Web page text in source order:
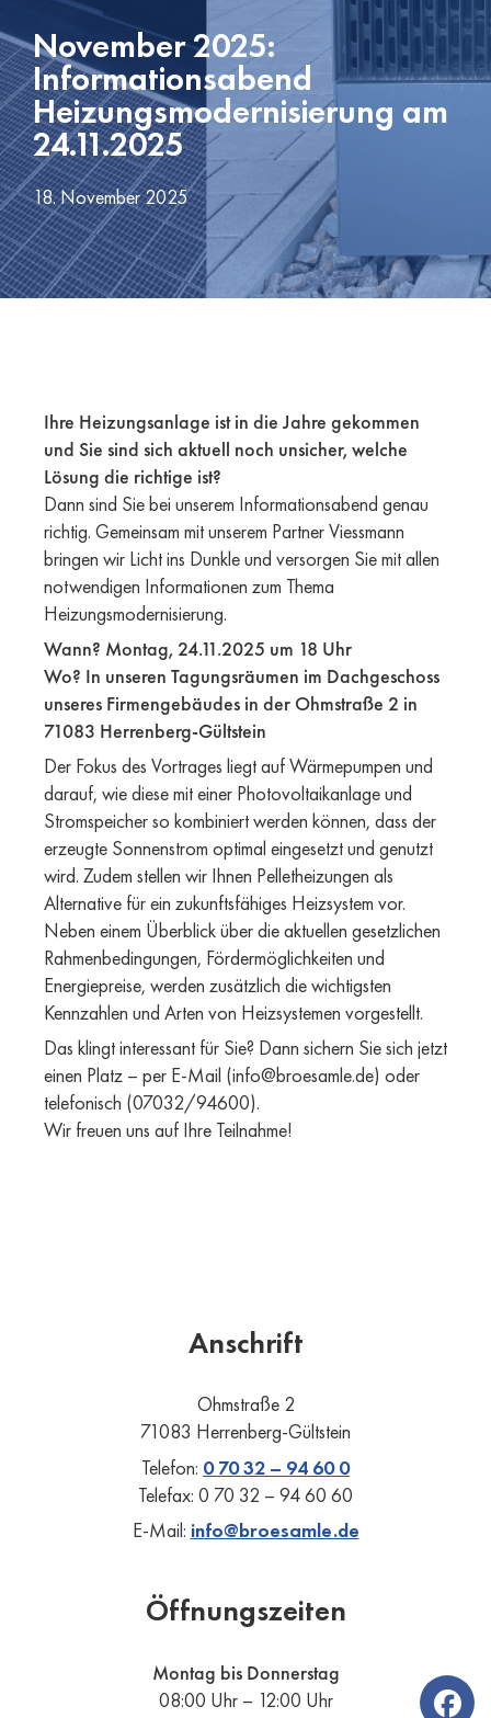
November 2025:
Informationsabend
Heizungsmodernisierung am
24.11.2025
18. November 2025
Ihre Heizungsanlage ist in die Jahre gekommen
und Sie sind sich aktuell noch unsicher, welche
Lösung die richtige ist?
Dann sind Sie bei unserem Informationsabend genau
richtig. Gemeinsam mit unserem Partner Viessmann
bringen wir Licht ins Dunkle und versorgen Sie mit allen
notwendigen Informationen zum Thema
Heizungsmodernisierung.
Wann? Montag, 24.11.2025 um 18 Uhr
Wo? In unseren Tagungsräumen im Dachgeschoss
unseres Firmengebäudes in der Ohmstraße 2 in
71083 Herrenberg-Gültstein
Der Fokus des Vortrages liegt auf Wärmepumpen und
darauf, wie diese mit einer Photovoltaikanlage und
Stromspeicher so kombiniert werden können, dass der
erzeugte Sonnenstrom optimal eingesetzt und genutzt
wird. Zudem stellen wir Ihnen Pelletheizungen als
Alternative für ein zukunftsfähiges Heizsystem vor.
Neben einem Überblick über die aktuellen gesetzlichen
Rahmenbedingungen, Fördermöglichkeiten und
Energiepreise, werden zusätzlich die wichtigsten
Kennzahlen und Arten von Heizsystemen vorgestellt.
Das klingt interessant für Sie? Dann sichern Sie sich jetzt
einen Platz – per E-Mail (info@broesamle.de) oder
telefonisch (07032/94600).
Wir freuen uns auf Ihre Teilnahme!
Anschrift
Ohmstraße 2
71083 Herrenberg-Gültstein
Telefon: 0 70 32 – 94 60 0
Telefax: 0 70 32 – 94 60 60
E-Mail: info@broesamle.de
Öffnungszeiten
Montag bis Donnerstag
08:00 Uhr – 12:00 Uhr